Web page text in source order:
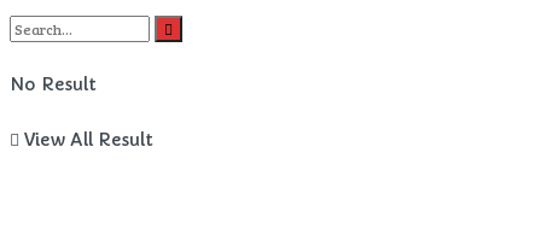
No Result
View All Result